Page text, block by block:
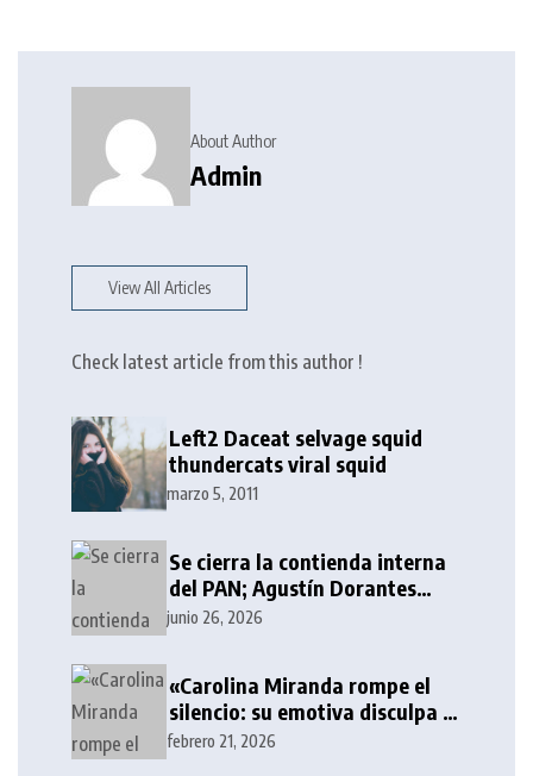
About Author
Admin
View All Articles
Check latest article from this author !
Left2 Daceat selvage squid
thundercats viral squid
marzo 5, 2011
Se cierra la contienda interna
del PAN; Agustín Dorantes
destaca en competitividad
junio 26, 2026
«Carolina Miranda rompe el
silencio: su emotiva disculpa a
Yeri Mua tras la polémica»
febrero 21, 2026